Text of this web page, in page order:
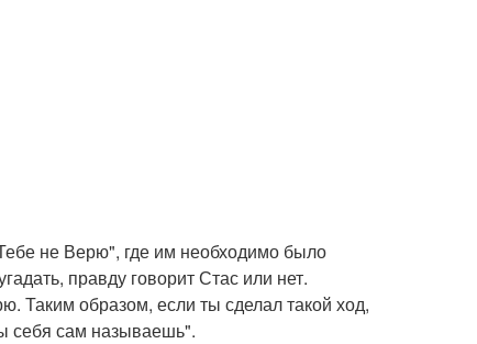
не Верю", где им необходимо было
правду говорит Стас или нет.
Таким образом, если ты сделал такой ход,
себя сам называешь".